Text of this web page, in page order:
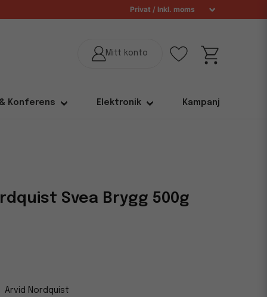
Konferens Elektronik Kampanj
Svea Brygg 500g
Arvid Nordquist